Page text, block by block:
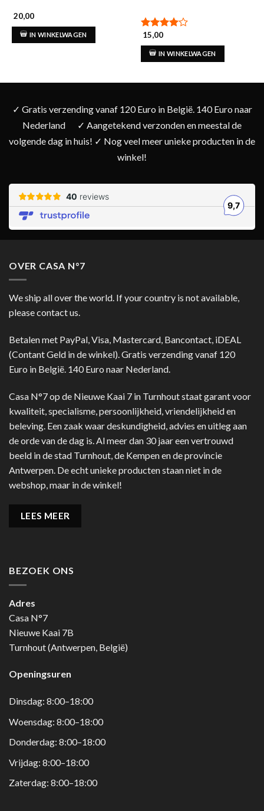
20,00
IN WINKELWAGEN
Gewaardeerd
4.00uit
15,00
IN WINKELWAGEN
✓ Gratis verzending vanaf 120 Euro in België. 140 Euro naar
Nederland
✓ Aangetekend verzonden en meestal de
volgende dag in huis! ✓ Nog veel meer unieke producten in de
winkel!
OVER CASA N°7
We ship all over the world. If your country is not available,
please contact us.
Betalen met PayPal, Visa, Mastercard, Bancontact, iDEAL
(Contant Geld in de winkel). Gratis verzending vanaf 120
Euro in België. 140 Euro naar Nederland.
Casa N°7 op de Nieuwe Kaai 7 in Turnhout staat garant voor
kwaliteit, specialisme, persoonlijkheid, vriendelijkheid en
beleving. Een zaak waar deskundigheid, advies en uitleg aan
de orde van de dag is. Al meer dan 30 jaar een vertrouwd
beeld in de stad Turnhout, de Kempen en de provincie
Antwerpen. De echt unieke producten staan niet in de
webshop, maar in de winkel!
LEES MEER
BEZOEK ONS
Adres
Casa N°7
Nieuwe Kaai 7B
Turnhout (Antwerpen, België)
Openingsuren
Dinsdag: 8:00–18:00
Woensdag: 8:00–18:00
Donderdag: 8:00–18:00
Vrijdag: 8:00–18:00
Zaterdag: 8:00–18:00